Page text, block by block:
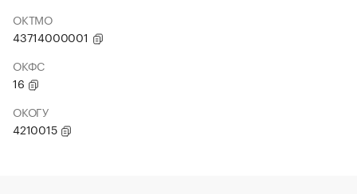
ОКТМО
43714000001
ОКФС
16
ОКОГУ
4210015